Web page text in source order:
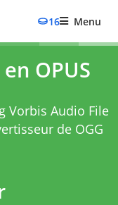
16 Menu
OPUS
Vorbis Audio File
de OGG